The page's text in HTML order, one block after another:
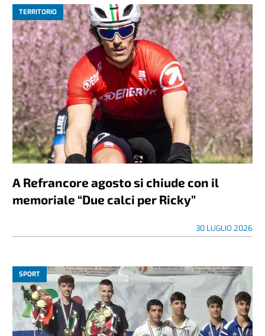
TERRITORIO
A Refrancore agosto si chiude con il
memoriale “Due calci per Ricky”
30 LUGLIO 2026
SPORT